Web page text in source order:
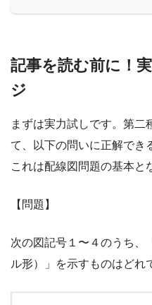
記事を読む前に！
ジ
まずは実力試しです。第二
て、以下の問いに正解でき
これは配線図問題の基本と
【問題】
次の図記号１〜４のうち、
ル形）」を示すものはどれ